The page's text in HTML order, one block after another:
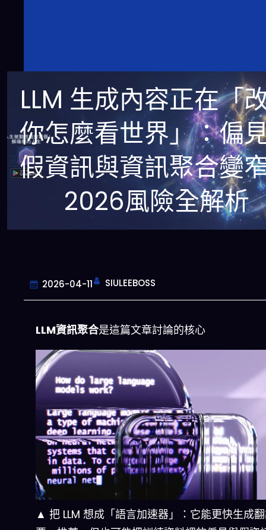
LLM 生成內容正在「
你怎麼看世界」：偏
假資訊與資訊聚合變
2026風險全解析
2026-04-11 SIULEEBOSS
LLM資訊聚合是這篇文章討論的核心
▲ 把 LLM 想成「語言加速器」：它能更快生成